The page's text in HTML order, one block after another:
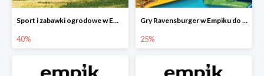
Sport i zabawki ogrodowe w Empiku do -40%
40%
Gry Ravensburger w Empiku do -25%
25%